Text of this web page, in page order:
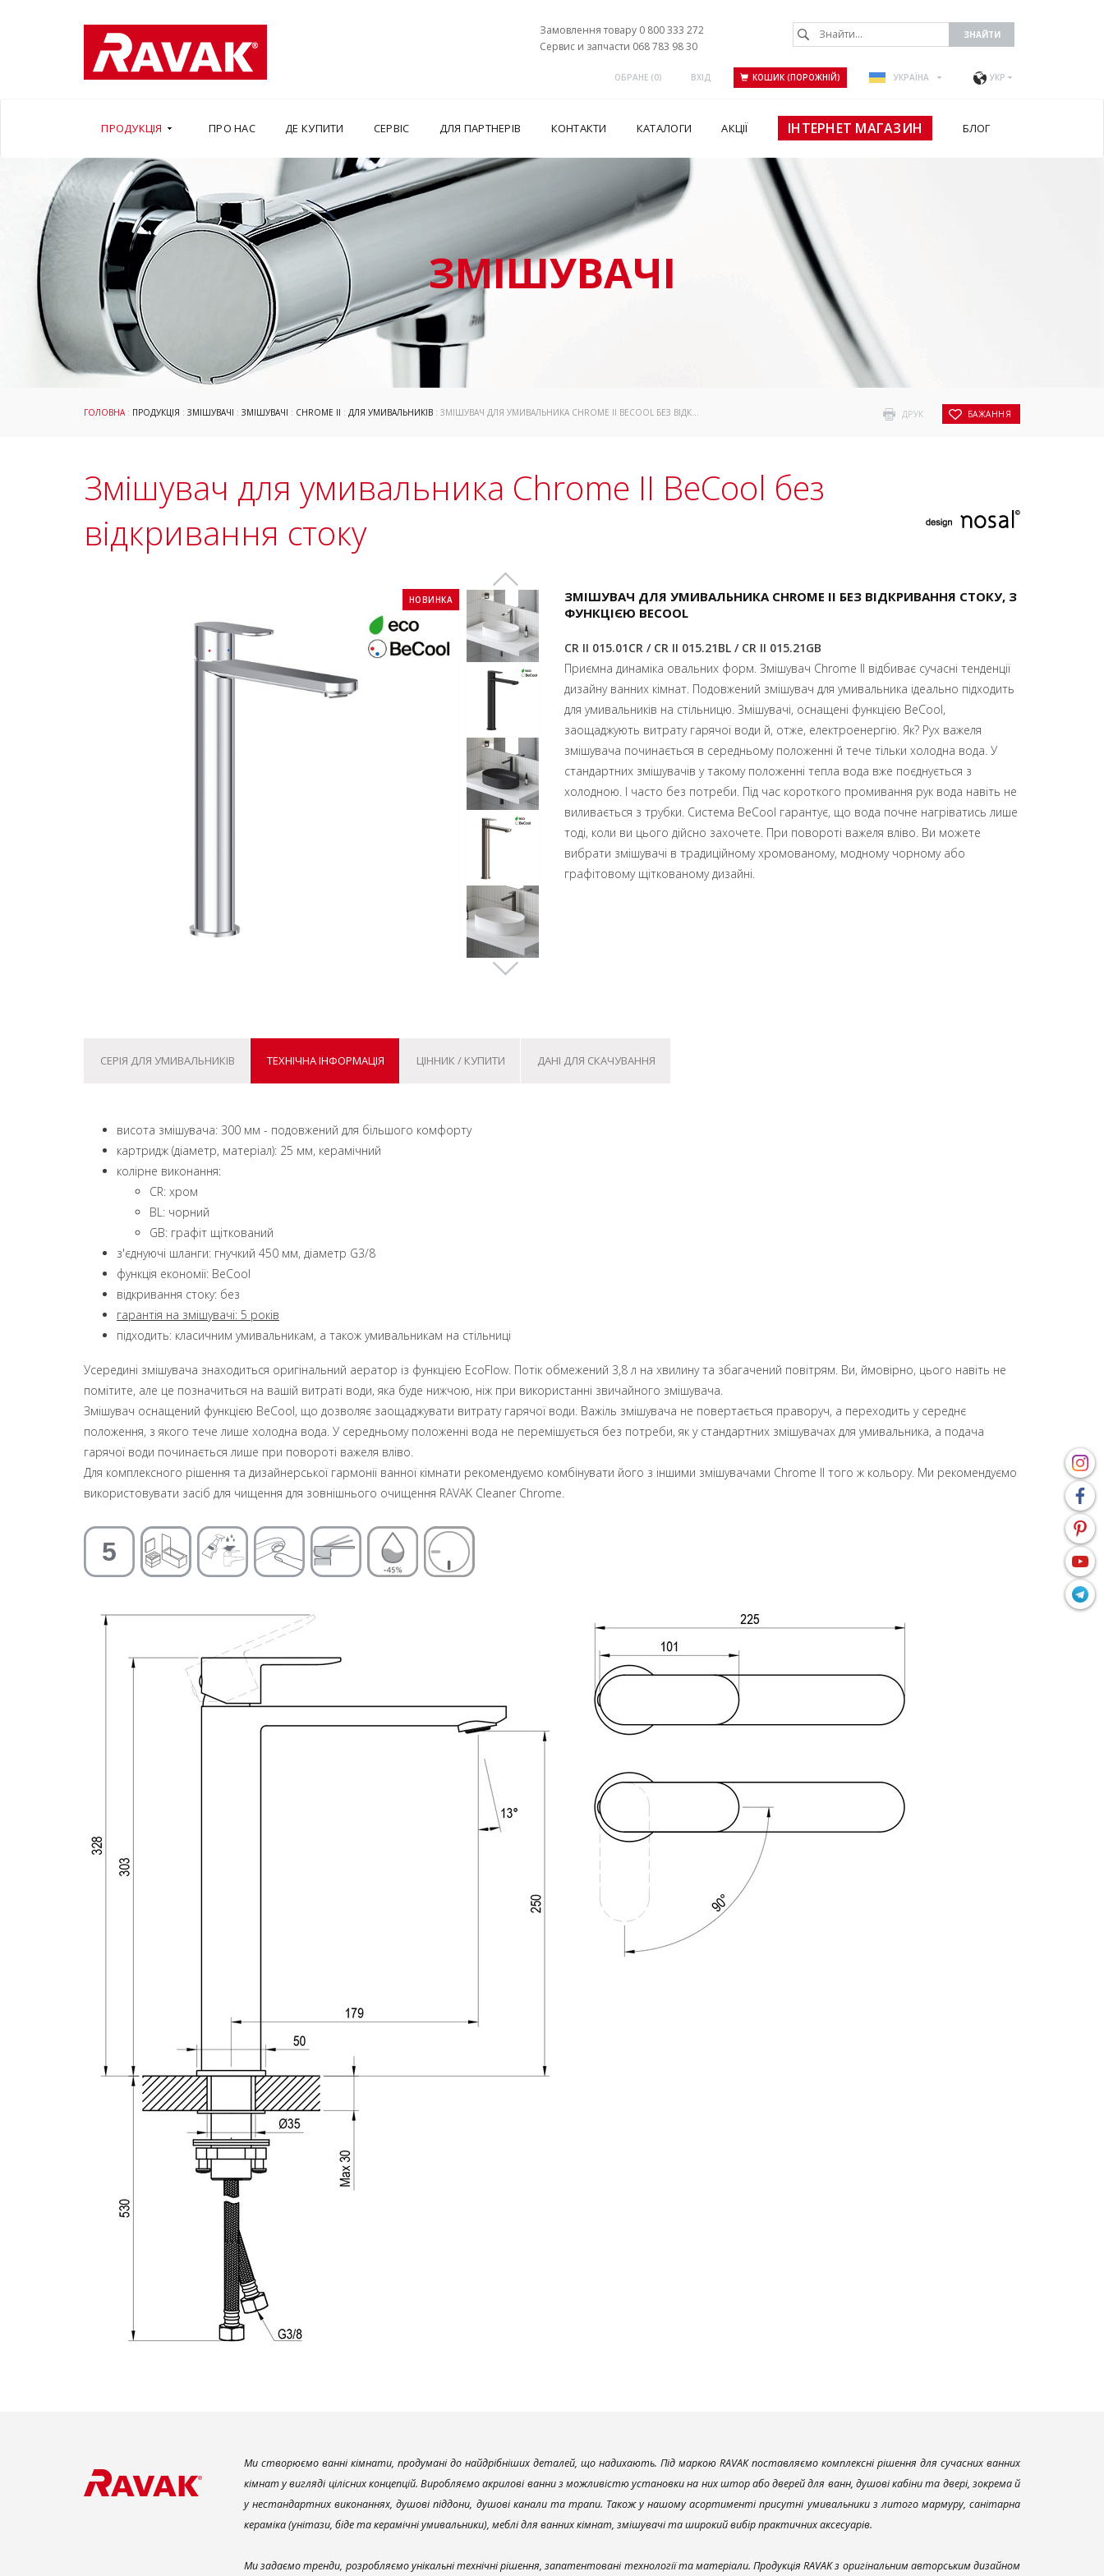
Замовлення товару 0 800 333 272
Сервис и запчасти 068 783 98 30
ОБРАНЕ (0) ВХІД КОШИК (ПОРОЖНІЙ) УКРАЇНА УКР
ПРОДУКЦІЯ ПРО НАС ДЕ КУПИТИ СЕРВІС ДЛЯ ПАРТНЕРІВ КОНТАКТИ КАТАЛОГИ АКЦІЇ ІНТЕРНЕТ МАГАЗИН БЛОГ
ЗМІШУВАЧІ
ДРУК БАЖАННЯ
ГОЛОВНА: ПРОДУКЦІЯ : ЗМІШУВАЧІ : ЗМІШУВАЧІ : CHROME II : ДЛЯ УМИВАЛЬНИКІВ : ЗМІШУВАЧ ДЛЯ УМИВАЛЬНИКА СHROME II BECOOL БЕЗ ВІДКРИВАННЯ СТОКУ
Змішувач для умивальника Сhrome II BeCool без
відкривання стоку
НОВИНКА
ЗМІШУВАЧ ДЛЯ УМИВАЛЬНИКА CHROME II БЕЗ ВІДКРИВАННЯ СТОКУ, З
ФУНКЦІЄЮ BECOOL
CR II 015.01CR / CR II 015.21BL / CR II 015.21GB
Приємна динаміка овальних форм. Змішувач Chrome II відбиває сучасні тенденції
дизайну ванних кімнат. Подовжений змішувач для умивальника ідеально підходить
для умивальників на стільницю. Змішувачі, оснащені функцією BeCool,
заощаджують витрату гарячої води й, отже, електроенергію. Як? Рух важеля
змішувача починається в середньому положенні й тече тільки холодна вода. У
стандартних змішувачів у такому положенні тепла вода вже поєднується з
холодною. І часто без потреби. Під час короткого промивання рук вода навіть не
виливається з трубки. Система BeCool гарантує, що вода почне нагріватись лише
тоді, коли ви цього дійсно захочете. При повороті важеля вліво. Ви можете
вибрати змішувачі в традиційному хромованому, модному чорному або
графітовому щіткованому дизайні.
СЕРІЯ ДЛЯ УМИВАЛЬНИКІВ ТЕХНІЧНА ІНФОРМАЦІЯ ЦІННИК / КУПИТИ ДАНІ ДЛЯ СКАЧУВАННЯ
висота змішувача: 300 мм - подовжений для більшого комфорту
картридж (діаметр, матеріал): 25 мм, керамічний
колірне виконання:
CR: хром
BL: чорний
GB: графіт щіткований
з'єднуючі шланги: гнучкий 450 мм, діаметр G3/8
функція економії: BeCool
відкривання стоку: без
гарантія на змішувачі: 5 років
підходить: класичним умивальникам, а також умивальникам на стільниці
Усередині змішувача знаходиться оригінальний аератор із функцією EcoFlow. Потік обмежений 3,8 л на хвилину та збагачений повітрям. Ви, ймовірно, цього навіть не
помітите, але це позначиться на вашій витраті води, яка буде нижчою, ніж при використанні звичайного змішувача.
Змішувач оснащений функцією BeCool, що дозволяє заощаджувати витрату гарячої води. Важіль змішувача не повертається праворуч, а переходить у середнє
положення, з якого тече лише холодна вода. У середньому положенні вода не перемішується без потреби, як у стандартних змішувачах для умивальника, а подача
гарячої води починається лише при повороті важеля вліво.
Для комплексного рішення та дизайнерської гармонії ванної кімнати рекомендуємо комбінувати його з іншими змішувачами Chrome II того ж кольору. Ми рекомендуємо
використовувати засіб для чищення для зовнішнього очищення RAVAK Cleaner Chrome.
Ми створюємо ванні кімнати, продумані до найдрібніших деталей, що надихають. Під маркою RAVAK поставляємо комплексні рішення для сучасних ванних
кімнат у вигляді цілісних концепцій. Виробляємо акрилові ванни з можливістю установки на них штор або дверей для ванн, душові кабіни та двері, зокрема й
у нестандартних виконаннях, душові піддони, душові канали та трапи. Також у нашому асортименті присутні умивальники з литого мармуру, санітарна
кераміка (унітази, біде та керамічні умивальники), меблі для ванних кімнат, змішувачі та широкий вибір практичних аксесуарів.
Ми задаємо тренди, розробляємо унікальні технічні рішення, запатентовані технології та матеріали. Продукція RAVAK з оригінальним авторським дизайном